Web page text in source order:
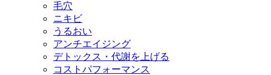
毛穴
ニキビ
うるおい
アンチエイジング
デトックス・代謝を上げる
コストパフォーマンス